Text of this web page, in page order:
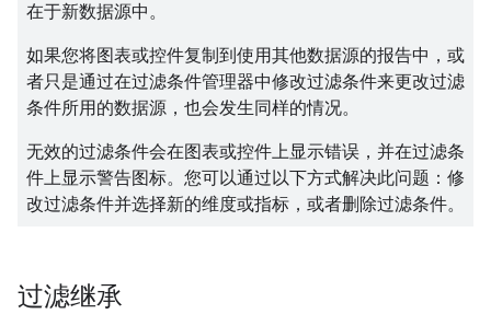
在于新数据源中。
如果您将图表或控件复制到使用其他数据源的报告中，或
者只是通过在过滤条件管理器中修改过滤条件来更改过滤
条件所用的数据源，也会发生同样的情况。
无效的过滤条件会在图表或控件上显示错误，并在过滤条
件上显示警告图标。您可以通过以下方式解决此问题：修
改过滤条件并选择新的维度或指标，或者删除过滤条件。
过滤继承